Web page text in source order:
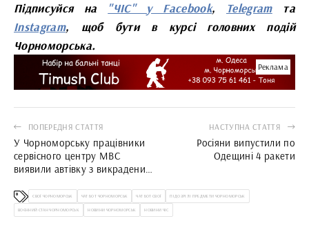
Підписуйся на "ЧІС" у Facebook, Telegram
та
Instagram, щоб бути в курсі головних подій
Чорноморська.
Реклама
ПОПЕРЕДНЯ СТАТТЯ
У Чорноморську працівники
сервісного центру МВС
виявили автівку з викраденим
НАСТУПНА СТАТТЯ
Росіяни випустили по
Одещині 4 ракети
СВОЇ ЧОРНОМОРСЬК ЧАТ БОТ ЧОРНОМОРСЬК ЧАТ БОТ СВОЇ ПІДОЗРІЛІ ПРЕДМЕТИ ЧОРНОМОРСЬК
ВОЄННИЙ СТАН ЧОРНОМОРСЬК НОВИНИ ЧОРНОМОРСЬК НОВИНИ ЧІС